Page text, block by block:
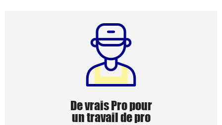
De vrais Pro pour
un travail de pro